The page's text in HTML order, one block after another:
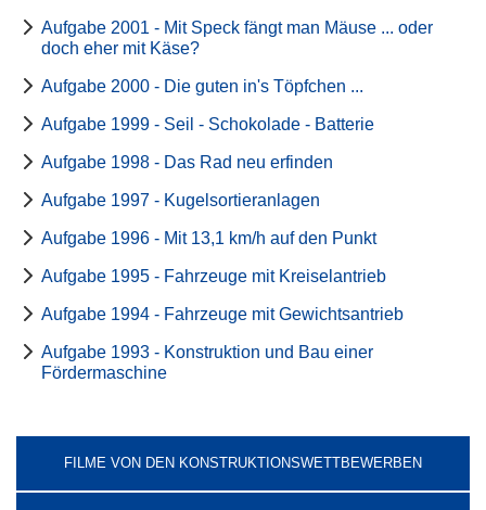
Aufgabe 2001 - Mit Speck fängt man Mäuse ... oder
doch eher mit Käse?
Aufgabe 2000 - Die guten in's Töpfchen ...
Aufgabe 1999 - Seil - Schokolade - Batterie
Aufgabe 1998 - Das Rad neu erfinden
Aufgabe 1997 - Kugelsortieranlagen
Aufgabe 1996 - Mit 13,1 km/h auf den Punkt
Aufgabe 1995 - Fahrzeuge mit Kreiselantrieb
Aufgabe 1994 - Fahrzeuge mit Gewichtsantrieb
Aufgabe 1993 - Konstruktion und Bau einer
Fördermaschine
FILME VON DEN KONSTRUKTIONSWETTBEWERBEN